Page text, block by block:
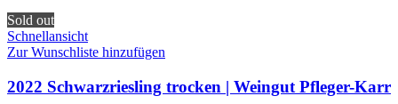
Sold out
Schnellansicht
Zur Wunschliste hinzufügen
2022 Schwarzriesling trocken | Weingut Pfleger-Karr